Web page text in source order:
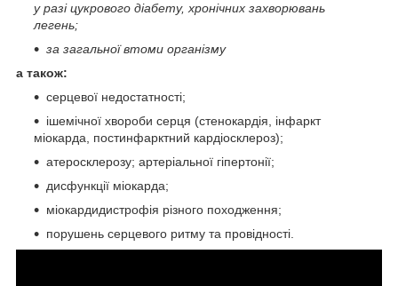
у разі цукрового діабету, хронічних захворювань
легень;
за загальної втоми організму
а також:
серцевої недостатності;
ішемічної хвороби серця (стенокардія, інфаркт
міокарда, постинфарктний кардіосклероз);
атеросклерозу; артеріальної гіпертонії;
дисфункції міокарда;
міокардидистрофія різного походження;
порушень серцевого ритму та провідності.